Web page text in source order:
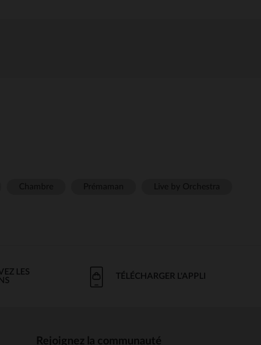
LES
TÉLÉCHARGER L'APPLI
Rejoignez la communauté